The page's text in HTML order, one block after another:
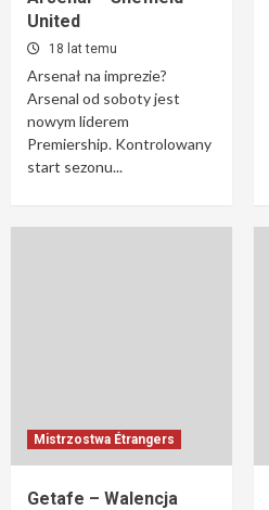
United
18 lat temu
Arsenał na imprezie?
Arsenal od soboty jest
nowym liderem
Premiership. Kontrolowany
start sezonu...
Mistrzostwa Étrangers
Getafe – Walencja